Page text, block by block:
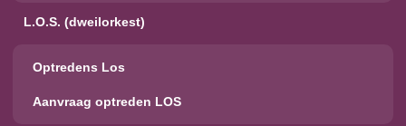
L.O.S. (dweilorkest)
Optredens Los
Aanvraag optreden LOS